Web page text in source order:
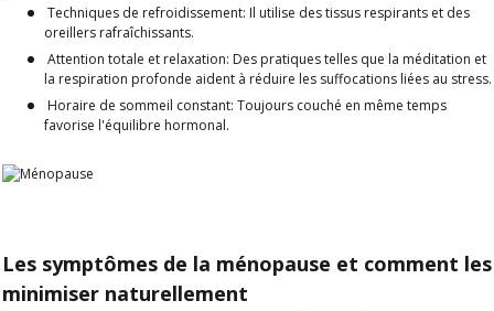
Techniques de refroidissement: Il utilise des tissus respirants et des
oreillers rafraîchissants.
Attention totale et relaxation: Des pratiques telles que la méditation et
la respiration profonde aident à réduire les suffocations liées au stress.
Horaire de sommeil constant: Toujours couché en même temps
favorise l'équilibre hormonal.
Les symptômes de la ménopause et comment les
minimiser naturellement